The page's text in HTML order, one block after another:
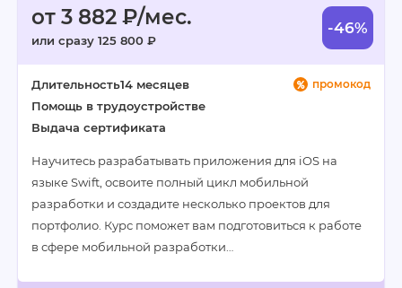
от 3 882 ₽/мес.
или сразу 125 800 ₽
-46%
промокод
Длительность14 месяцев
Помощь в трудоустройстве
Выдача сертификата
Научитесь разрабатывать приложения для iOS на
языке Swift, освоите полный цикл мобильной
разработки и создадите несколько проектов для
портфолио. Курс поможет вам подготовиться к работе
в сфере мобильной разработки…